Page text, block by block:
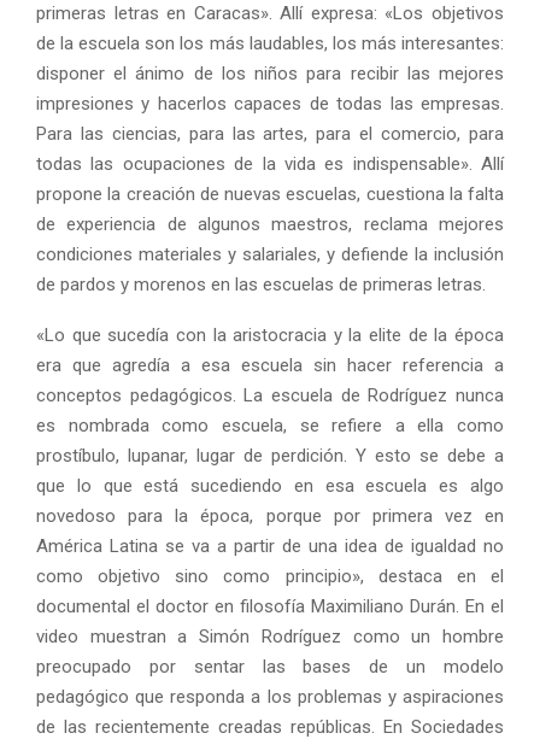
primeras letras en Caracas». Allí expresa: «Los objetivos
de la escuela son los más laudables, los más interesantes:
disponer el ánimo de los niños para recibir las mejores
impresiones y hacerlos capaces de todas las empresas.
Para las ciencias, para las artes, para el comercio, para
todas las ocupaciones de la vida es indispensable». Allí
propone la creación de nuevas escuelas, cuestiona la falta
de experiencia de algunos maestros, reclama mejores
condiciones materiales y salariales, y defiende la inclusión
de pardos y morenos en las escuelas de primeras letras.
«Lo que sucedía con la aristocracia y la elite de la época
era que agredía a esa escuela sin hacer referencia a
conceptos pedagógicos. La escuela de Rodríguez nunca
es nombrada como escuela, se refiere a ella como
prostíbulo, lupanar, lugar de perdición. Y esto se debe a
que lo que está sucediendo en esa escuela es algo
novedoso para la época, porque por primera vez en
América Latina se va a partir de una idea de igualdad no
como objetivo sino como principio», destaca en el
documental el doctor en filosofía Maximiliano Durán. En el
video muestran a Simón Rodríguez como un hombre
preocupado por sentar las bases de un modelo
pedagógico que responda a los problemas y aspiraciones
de las recientemente creadas repúblicas. En Sociedades